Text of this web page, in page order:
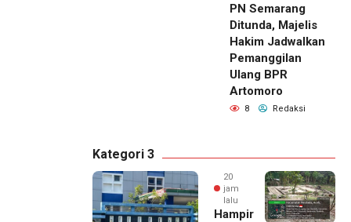
PN Semarang
Ditunda, Majelis
Hakim Jadwalkan
Pemanggilan
Ulang BPR
Artomoro
8 Redaksi
Kategori 3
20
jam
lalu
Hampir